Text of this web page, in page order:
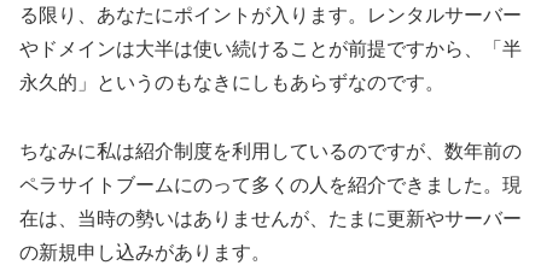
る限り、あなたにポイントが入ります。レンタルサーバー
やドメインは大半は使い続けることが前提ですから、「半
永久的」というのもなきにしもあらずなのです。
ちなみに私は紹介制度を利用しているのですが、数年前の
ペラサイトブームにのって多くの人を紹介できました。現
在は、当時の勢いはありませんが、たまに更新やサーバー
の新規申し込みがあります。